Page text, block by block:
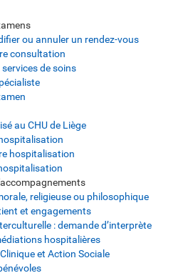
ou annuler un rendez-vous
consultation
de soins
au CHU de Liège
hospitalisation
religieuse ou philosophique
et engagements
: demande d’interprète
hospitalières
et Action Sociale